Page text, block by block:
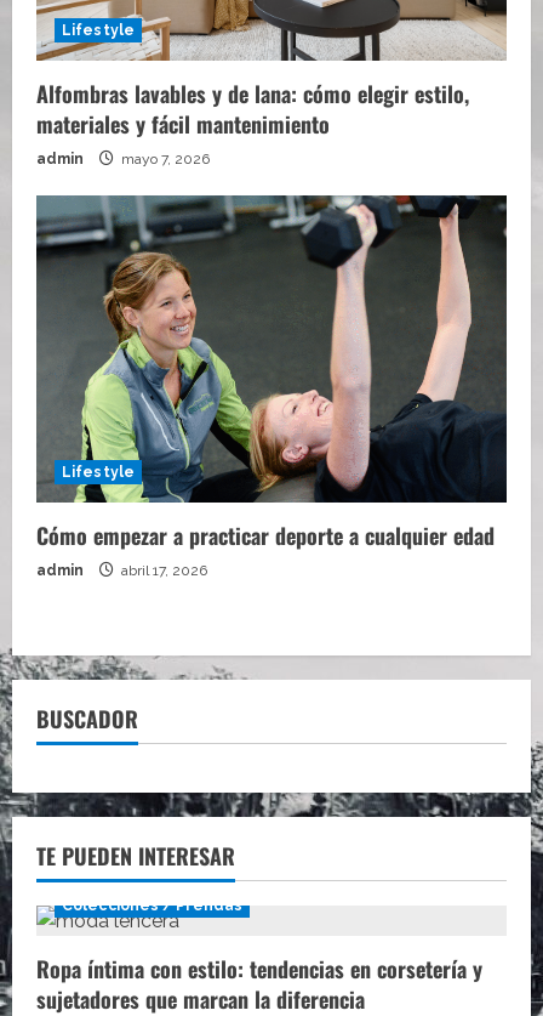
Lifestyle
Alfombras lavables y de lana: cómo elegir estilo,
materiales y fácil mantenimiento
admin mayo 7, 2026
Lifestyle
Cómo empezar a practicar deporte a cualquier edad
admin abril 17, 2026
BUSCADOR
TE PUEDEN INTERESAR
Colecciones / Prendas
Ropa íntima con estilo: tendencias en corsetería y
sujetadores que marcan la diferencia